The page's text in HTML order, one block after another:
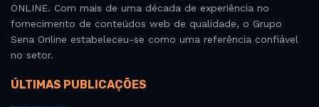
ONLINE. Com mais de uma década de experiência no
fornecimento de conteúdos web de qualidade, o Grupo
Sena Online estabeleceu-se como uma referência confiável
no setor.
ÚLTIMAS PUBLICAÇÕES